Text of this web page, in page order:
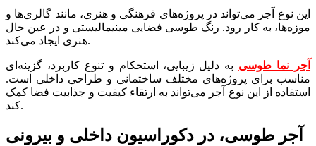
این نوع آجر می‌تواند در پروژه‌های فرهنگی و هنری، مانند گالری‌ها و
موزه‌ها، به کار رود. رنگ طوسی فضایی مینیمالیستی و در عین حال
هنری ایجاد می‌کند.
آجر نما طوسی به دلیل زیبایی، استحکام و تنوع کاربرد، گزینه‌ای
مناسب برای پروژه‌های مختلف ساختمانی و طراحی داخلی است.
استفاده از این نوع آجر می‌تواند به ارتقاء کیفیت و جذابیت فضا کمک
کند.
آجر طوسی، در دکوراسیون داخلی و بیرونی